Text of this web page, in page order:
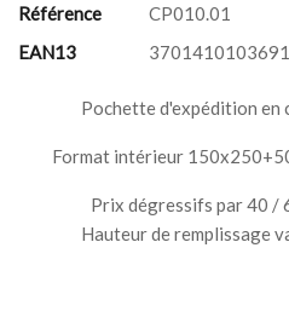
Référence
CP010.01
EAN13
3701410103691
Pochette d'expédition en
Format intérieur
Prix dégressifs par 40 /
Hauteur de remplissage